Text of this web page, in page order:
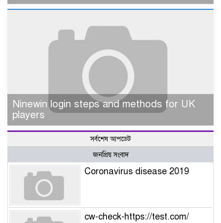
Ninewin login steps and methods for UK
players
সর্বশেষ আপডেট
জনপ্রিয় সংবাদ
Coronavirus disease 2019
cw-check-https://test.com/